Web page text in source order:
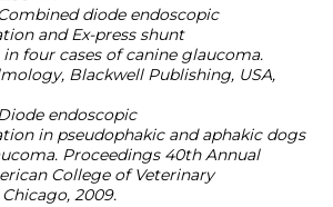
diode endoscopic
and Ex-press shunt
four cases of canine glaucoma.
Blackwell Publishing, USA,
endoscopic
in pseudophakic and aphakic dogs
Proceedings 40th Annual
College of Veterinary
2009.